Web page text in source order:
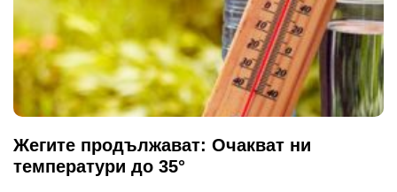
Жегите продължават: Очакват ни
температури до 35°